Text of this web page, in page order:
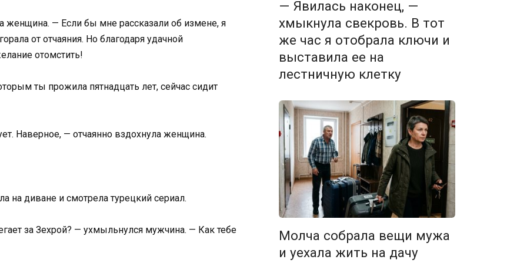
женщина. — Если бы мне рассказали об измене, я
от отчаяния. Но благодаря удачной
отомстить!
ты прожила пятнадцать лет, сейчас сидит
Наверное, — отчаянно вздохнула женщина.
на диване и смотрела турецкий сериал.
за Зехрой? — ухмыльнулся мужчина. — Как тебе
— Явилась наконец, —
хмыкнула свекровь. В тот
же час я отобрала ключи и
выставила ее на
лестничную клетку
Молча собрала вещи мужа
и уехала жить на дачу